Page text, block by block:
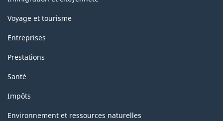
Voyage et tourisme
Entreprises
Prestations
Santé
Impôts
Environnement et ressources naturelles